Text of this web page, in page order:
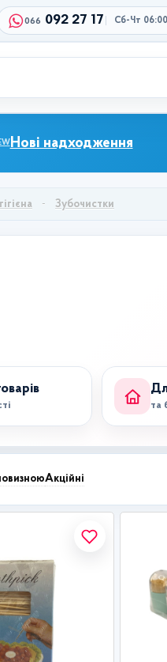
066 092 27 17 Сб-Чт
Нові надходження
Зубочистки
та
Акційні